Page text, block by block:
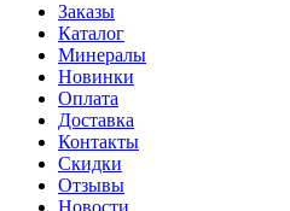
Заказы
Каталог
Минералы
Новинки
Оплата
Доставка
Контакты
Скидки
Отзывы
Новости